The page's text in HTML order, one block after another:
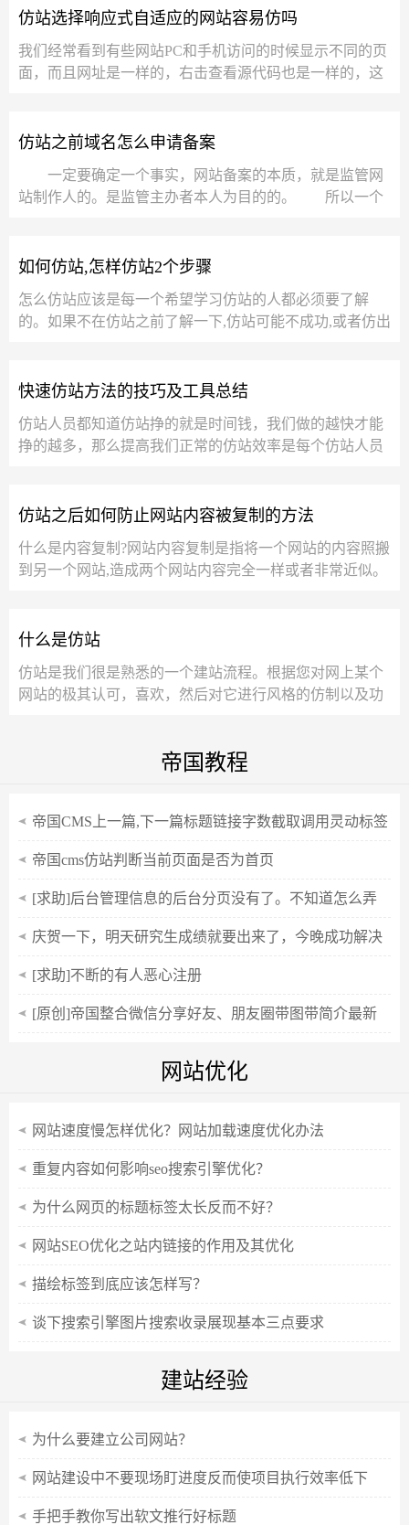
仿站选择响应式自适应的网站容易仿吗
我们经常看到有些网站PC和手机访问的时候显示不同的页
面，而且网址是一样的，右击查看源代码也是一样的，这
仿站之前域名怎么申请备案
一定要确定一个事实，网站备案的本质，就是监管网
站制作人的。是监管主办者本人为目的的。 所以一个
如何仿站,怎样仿站2个步骤
怎么仿站应该是每一个希望学习仿站的人都必须要了解
的。如果不在仿站之前了解一下,仿站可能不成功,或者仿出
快速仿站方法的技巧及工具总结
仿站人员都知道仿站挣的就是时间钱，我们做的越快才能
挣的越多，那么提高我们正常的仿站效率是每个仿站人员
仿站之后如何防止网站内容被复制的方法
什么是内容复制?网站内容复制是指将一个网站的内容照搬
到另一个网站,造成两个网站内容完全一样或者非常近似。
什么是仿站
仿站是我们很是熟悉的一个建站流程。根据您对网上某个
网站的极其认可，喜欢，然后对它进行风格的仿制以及功
帝国教程
帝国CMS上一篇,下一篇标题链接字数截取调用灵动标签
sql当前栏目
帝国cms仿站判断当前页面是否为首页
[求助]后台管理信息的后台分页没有了。不知道怎么弄
了。。
庆贺一下，明天研究生成绩就要出来了，今晚成功解决
帝国cms站群问题
[求助]不断的有人恶心注册
[原创]帝国整合微信分享好友、朋友圈带图带简介最新
网站优化
网站速度慢怎样优化？网站加载速度优化办法
重复内容如何影响seo搜索引擎优化？
为什么网页的标题标签太长反而不好？
网站SEO优化之站内链接的作用及其优化
描绘标签到底应该怎样写？
谈下搜索引擎图片搜索收录展现基本三点要求
建站经验
为什么要建立公司网站？
网站建设中不要现场盯进度反而使项目执行效率低下
手把手教你写出软文推行好标题